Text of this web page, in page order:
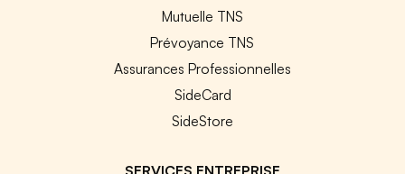
Mutuelle TNS
Prévoyance TNS
Assurances Professionnelles
SideCard
SideStore
SERVICES ENTREPRISE